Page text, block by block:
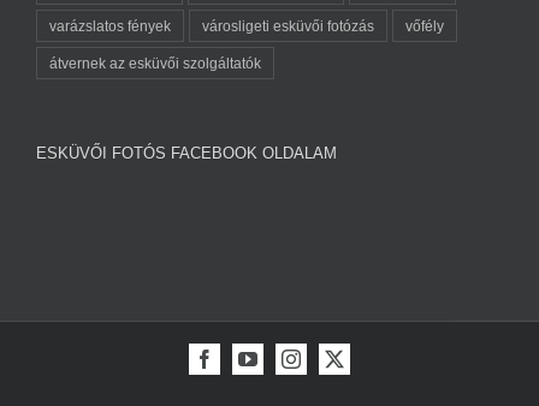
varázslatos fények városligeti esküvői fotózás vőfély
átvernek az esküvői szolgáltatók
ESKÜVŐI FOTÓS FACEBOOK OLDALAM
FacebookYouTubeInstagram
X